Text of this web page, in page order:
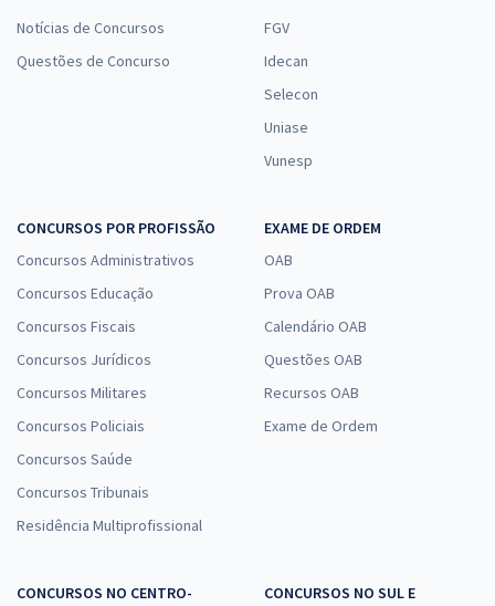
Notícias de Concursos
Questões de Concurso
FGV
Idecan
Selecon
Uniase
Vunesp
CONCURSOS POR PROFISSÃO
Concursos Administrativos
Concursos Educação
Concursos Fiscais
Concursos Jurídicos
Concursos Militares
Concursos Policiais
Concursos Saúde
Concursos Tribunais
Residência Multiprofissional
EXAME DE ORDEM
OAB
Prova OAB
Calendário OAB
Questões OAB
Recursos OAB
Exame de Ordem
CONCURSOS NO CENTRO-
CONCURSOS NO SUL E